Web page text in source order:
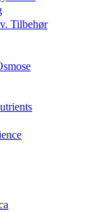
Tilbehør